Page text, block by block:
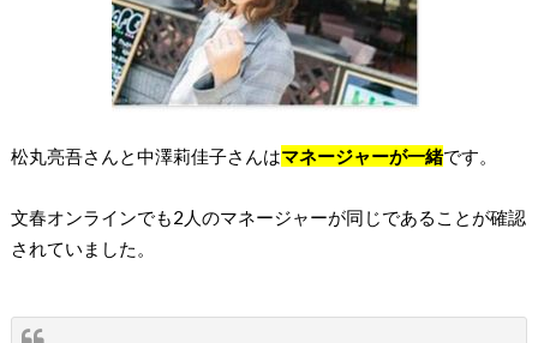
松丸亮吾さんと中澤莉佳子さんはマネージャーが一緒です。
文春オンラインでも2人のマネージャーが同じであることが確認
されていました。